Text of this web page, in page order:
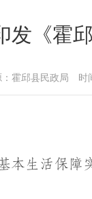
发《霍
：霍邱县民政局 时
本生活保障